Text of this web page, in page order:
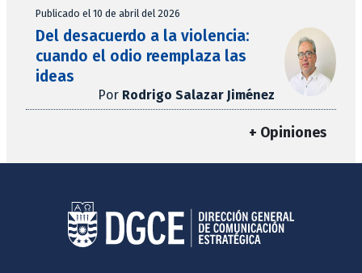
Publicado el 10 de abril del 2026
Del desacuerdo a la violencia:
cuando el odio reemplaza las
ideas
Por Rodrigo Salazar Jiménez
+ Opiniones